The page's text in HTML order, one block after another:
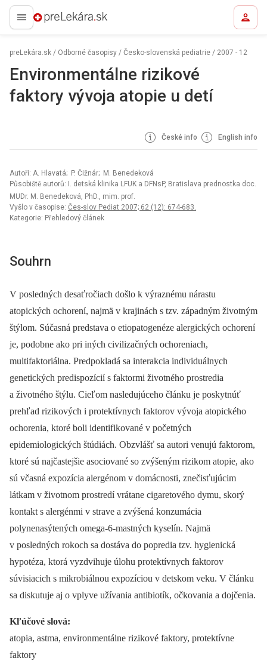
preLekára.sk
preLekára.sk / Odborné časopisy / Česko-slovenská pediatrie / 2007 - 12
Environmentálne rizikové
faktory vývoja atopie u detí
České info English info
Autoři: A. Hlavatá; P. Čižnár; M. Benedeková
Působiště autorů: I. detská klinika LFUK a DFNsP, Bratislava prednostka doc.
MUDr. M. Benedeková, PhD., mim. prof.
Vyšlo v časopise: Čes-slov Pediat 2007; 62 (12): 674-683.
Kategorie: Přehledový článek
Souhrn
V posledných desaťročiach došlo k výraznému nárastu
atopických ochorení, najmä v krajinách s tzv. západným životným
štýlom. Súčasná predstava o etiopatogenéze alergických ochorení
je, podobne ako pri iných civilizačných ochoreniach,
multifaktoriálna. Predpokladá sa interakcia individuálnych
genetických predispozícií s faktormi životného prostredia
a životného štýlu. Cieľom nasledujúceho článku je poskytnúť
prehľad rizikových i protektívnych faktorov vývoja atopického
ochorenia, ktoré boli identifikované v početných
epidemiologických štúdiách. Obzvlášť sa autori venujú faktorom,
ktoré sú najčastejšie asociované so zvýšeným rizikom atopie, ako
sú včasná expozícia alergénom v domácnosti, znečisťujúcim
látkam v životnom prostredí vrátane cigaretového dymu, skorý
kontakt s alergénmi v strave a zvýšená konzumácia
polynenasýtených omega-6-mastných kyselín. Najmä
v posledných rokoch sa dostáva do popredia tzv. hygienická
hypotéza, ktorá vyzdvihuje úlohu protektívnych faktorov
súvisiacich s mikrobiálnou expozíciou v detskom veku. V článku
sa diskutuje aj o vplyve užívania antibiotík, očkovania a dojčenia.
Kľúčové slová:
atopia, astma, environmentálne rizikové faktory, protektívne
faktory